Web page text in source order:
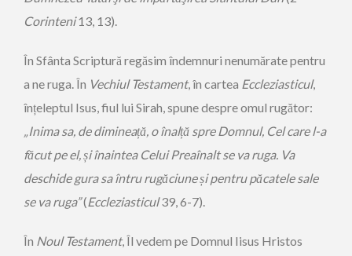
Corinteni13, 13).
În Sfânta Scriptură regăsim îndemnuri nenumărate pentru
a ne ruga. În Vechiul Testament, în cartea Eccleziasticul,
înțeleptul Isus, fiul lui Sirah, spune despre omul rugător:
„Inima sa, de dimineață, o înalță spre Domnul, Cel care l-a
făcut pe el,și înaintea Celui Preaînalt se va ruga. Va
deschide gura sa întru rugăciuneși pentru păcatele sale
se va ruga”(Eccleziasticul39, 6-7).
În Noul Testament, Îl vedem pe Domnul Iisus Hristos